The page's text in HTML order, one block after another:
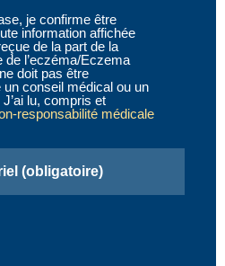
je confirme être
information affichée
de la part de la
de l’eczéma/Eczema
doit pas être
conseil médical ou un
lu, compris et
responsabilité médicale